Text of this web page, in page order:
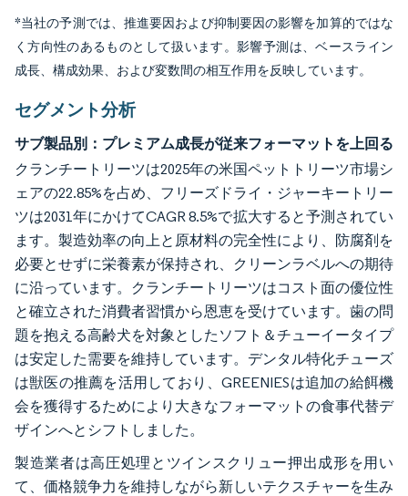
*当社の予測では、推進要因および抑制要因の影響を加算的ではな
く方向性のあるものとして扱います。影響予測は、ベースライン
成長、構成効果、および変数間の相互作用を反映しています。
セグメント分析
サブ製品別：プレミアム成長が従来フォーマットを上回る
クランチートリーツは2025年の米国ペットトリーツ市場シ
ェアの22.85%を占め、フリーズドライ・ジャーキートリー
ツは2031年にかけてCAGR 8.5%で拡大すると予測されてい
ます。製造効率の向上と原材料の完全性により、防腐剤を
必要とせずに栄養素が保持され、クリーンラベルへの期待
に沿っています。クランチートリーツはコスト面の優位性
と確立された消費者習慣から恩恵を受けています。歯の問
題を抱える高齢犬を対象としたソフト＆チューイータイプ
は安定した需要を維持しています。デンタル特化チューズ
は獣医の推薦を活用しており、GREENIESは追加の給餌機
会を獲得するためにより大きなフォーマットの食事代替デ
ザインへとシフトしました。
製造業者は高圧処理とツインスクリュー押出成形を用い
て、価格競争力を維持しながら新しいテクスチャーを生み